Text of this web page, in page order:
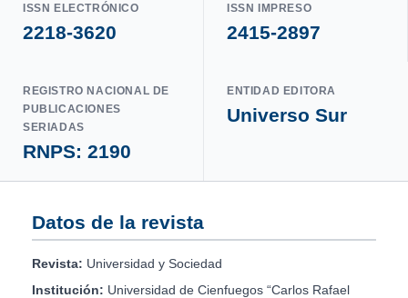
ISSN ELECTRÓNICO
2218-3620
ISSN IMPRESO
2415-2897
REGISTRO NACIONAL DE
PUBLICACIONES
SERIADAS
RNPS: 2190
ENTIDAD EDITORA
Universo Sur
Datos de la revista
Revista: Universidad y Sociedad
Institución: Universidad de Cienfuegos “Carlos Rafael